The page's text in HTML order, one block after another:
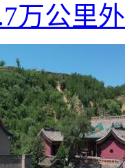
万公里